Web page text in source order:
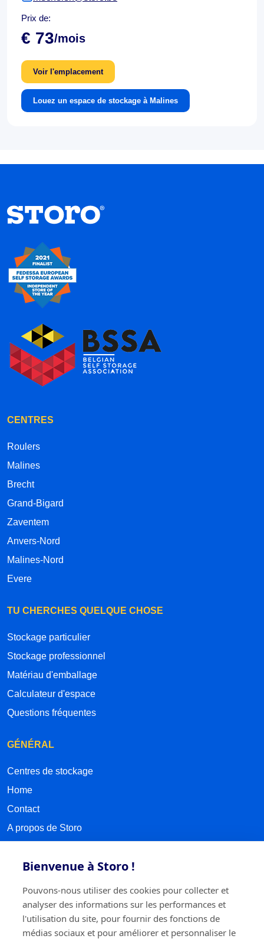
Bienvenue à Storo !
Pouvons-nous utiliser des cookies pour collecter et
analyser des informations sur les performances et
l'utilisation du site, pour fournir des fonctions de
médias sociaux et pour améliorer et personnaliser le
Prix de:
€ 73/mois
Voir l'emplacement
Louez un espace de stockage à Malines
CENTRES
Roulers
Malines
Brecht
Grand-Bigard
Zaventem
Anvers-Nord
Malines-Nord
Evere
TU CHERCHES QUELQUE CHOSE
Stockage particulier
Stockage professionnel
Matériau d'emballage
Calculateur d'espace
Questions fréquentes
GÉNÉRAL
Centres de stockage
Home
Contact
A propos de Storo
Sitemap